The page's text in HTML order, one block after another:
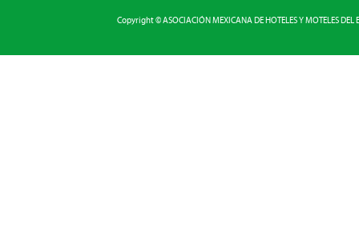
Copyright © ASOCIACIÓN MEXICANA DE HOTELES Y MOTELES